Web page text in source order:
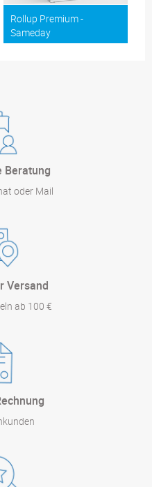
Rollup Premium -
Sameday
Beratung
oder Mail
Versand
ab 100 €